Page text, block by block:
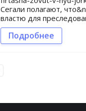
Сегали полагают,
властю для
Подробнее